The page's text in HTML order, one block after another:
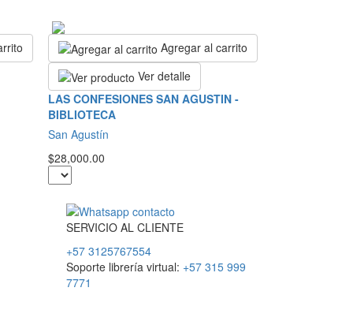
Agregar al carrito
Ver detalle
LAS CONFESIONES SAN AGUSTIN -
BIBLIOTECA
San Agustín
$28,000.00
SERVICIOAL CLIENTE
+57 3125767554
Soporte librería virtual: +57 315 999
7771